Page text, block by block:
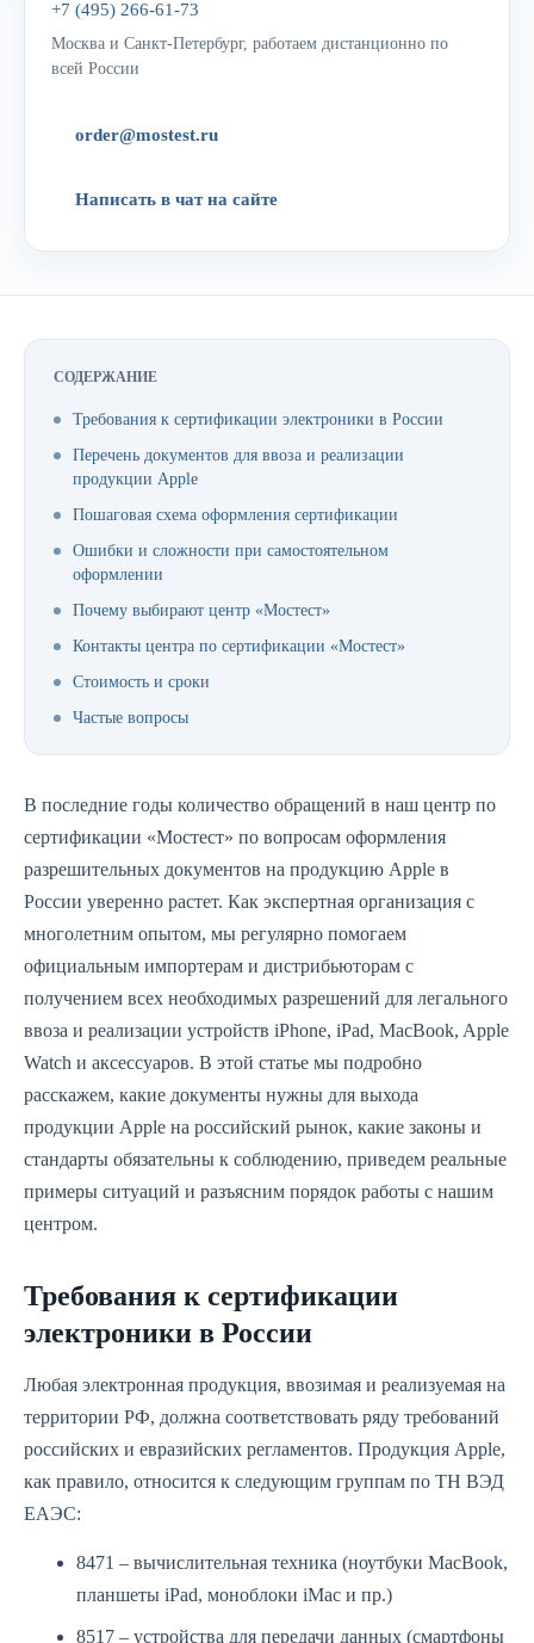
+7 (495) 266-61-73
Москва и Санкт-Петербург, работаем дистанционно по
всей России
order@mostest.ru
Написать в чат на сайте
СОДЕРЖАНИЕ
Требования к сертификации электроники в России
Перечень документов для ввоза и реализации
продукции Apple
Пошаговая схема оформления сертификации
Ошибки и сложности при самостоятельном
оформлении
Почему выбирают центр «Мостест»
Контакты центра по сертификации «Мостест»
Стоимость и сроки
Частые вопросы
В последние годы количество обращений в наш центр по
сертификации «Мостест» по вопросам оформления
разрешительных документов на продукцию Apple в
России уверенно растет. Как экспертная организация с
многолетним опытом, мы регулярно помогаем
официальным импортерам и дистрибьюторам с
получением всех необходимых разрешений для легального
ввоза и реализации устройств iPhone, iPad, MacBook, Apple
Watch и аксессуаров. В этой статье мы подробно
расскажем, какие документы нужны для выхода
продукции Apple на российский рынок, какие законы и
стандарты обязательны к соблюдению, приведем реальные
примеры ситуаций и разъясним порядок работы с нашим
центром.
Требования к сертификации
электроники в России
Любая электронная продукция, ввозимая и реализуемая на
территории РФ, должна соответствовать ряду требований
российских и евразийских регламентов. Продукция Apple,
как правило, относится к следующим группам по ТН ВЭД
ЕАЭС:
8471 – вычислительная техника (ноутбуки MacBook,
планшеты iPad, моноблоки iMac и пр.)
8517 – устройства для передачи данных (смартфоны